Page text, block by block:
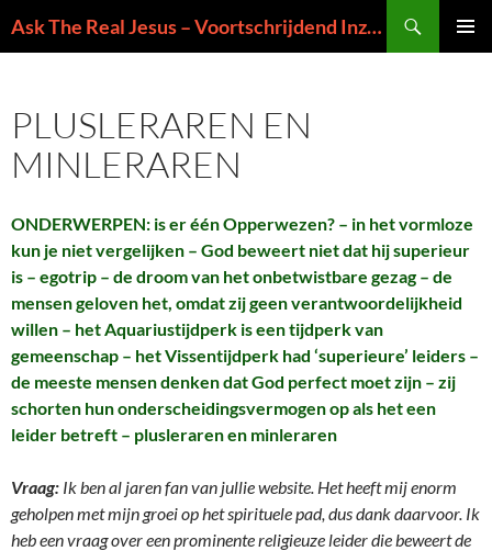
naar
Ask The Real Jesus – Voortschrijdend Inzicht in de Zin van het Leven
PLUSLERAREN EN
MINLERAREN
ONDERWERPEN: is er één Opperwezen? – in het vormloze
kun je niet vergelijken – God beweert niet dat hij superieur
is – egotrip – de droom van het onbetwistbare gezag – de
mensen geloven het, omdat zij geen verantwoordelijkheid
willen – het Aquariustijdperk is een tijdperk van
gemeenschap – het Vissentijdperk had ‘superieure’ leiders –
de meeste mensen denken dat God perfect moet zijn – zij
schorten hun onderscheidingsvermogen op als het een
leider betreft – plusleraren en minleraren
Vraag: Ik ben al jaren fan van jullie website. Het heeft mij enorm
geholpen met mijn groei op het spirituele pad, dus dank daarvoor. Ik
heb een vraag over een prominente religieuze leider die beweert de